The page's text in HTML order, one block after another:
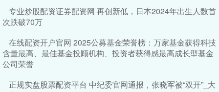
专业炒股配资证券配资网 再创新低，日本2024年出生人数首
次跌破70万
在线配资开户官网 2025公募基金荣誉榜：万家基金获得科技
含量最高、最佳基金投顾机构、投资者获得感最高成长型基金
公司荣誉
正规实盘股票配资平台 中纪委官网通报，张晓军被“双开”_大